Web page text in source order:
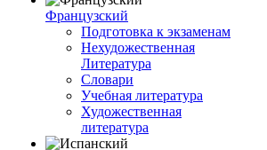
Французский
Подготовка к экзаменам
Нехудожественная
Литература
Словари
Учебная литература
Художественная
литература